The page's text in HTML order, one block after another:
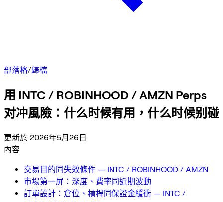
部落格/歸檔
用 INTC / ROBINHOOD / AMZN Perps
对冲風險：什么时候有用，什么时候别碰
更新於 2026年5月26日
內容
交易目的同失效條件 — INTC / ROBINHOOD / AMZN
市場第一屏：深度、費率同近期波動
訂單設計：倉位、槓桿同保證金緩衝 — INTC /